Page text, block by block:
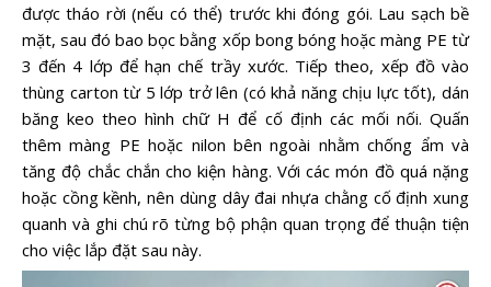
được tháo rời (nếu có thể) trước khi đóng gói. Lau sạch bề
mặt, sau đó bao bọc bằng xốp bong bóng hoặc màng PE từ
3 đến 4 lớp để hạn chế trầy xước. Tiếp theo, xếp đồ vào
thùng carton từ 5 lớp trở lên (có khả năng chịu lực tốt), dán
băng keo theo hình chữ H để cố định các mối nối. Quấn
thêm màng PE hoặc nilon bên ngoài nhằm chống ẩm và
tăng độ chắc chắn cho kiện hàng. Với các món đồ quá nặng
hoặc cồng kềnh, nên dùng dây đai nhựa chằng cố định xung
quanh và ghi chú rõ từng bộ phận quan trọng để thuận tiện
cho việc lắp đặt sau này.